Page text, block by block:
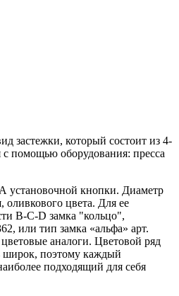
застежки, который состоит из 4-
с помощью оборудования: пресса
установочной кнопки. Диаметр
оливкового цвета. Для ее
В-C-D замка "кольцо",
или тип замка «альфа» арт.
аналоги. Цветовой ряд
широк, поэтому каждый
подходящий для себя